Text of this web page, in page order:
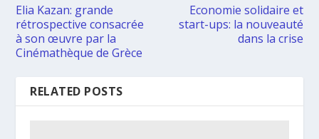
Elia Kazan: grande
rétrospective consacrée
à son œuvre par la
Cinémathèque de Grèce
Economie solidaire et
start-ups: la nouveauté
dans la crise
RELATED POSTS